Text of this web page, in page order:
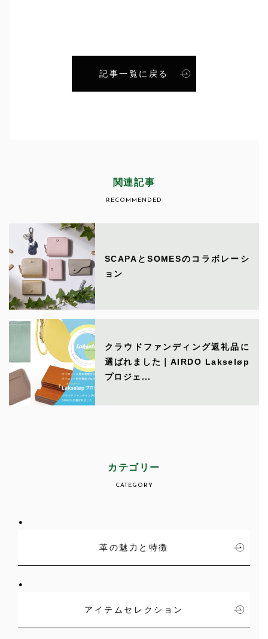
記事一覧に戻る
関連記事
RECOMMENDED
SCAPAとSOMESのコラボレーシ
ョン
クラウドファンディング返礼品に
選ばれました｜AIRDO Lakseløp
プロジェ...
カテゴリー
CATEGORY
革の魅力と特徴
アイテムセレクション